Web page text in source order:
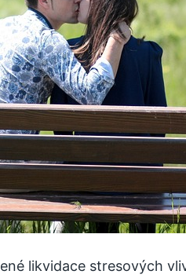
likvidace stresových